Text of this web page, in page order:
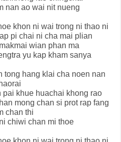
nan ao wai nit nueng
khon ni wai trong ni thao ni
pi chai ni cha mai plian
wian phan ma
yu kap kham sanya
tong hang klai cha noen nan
khue huachai khong rao
mong chan si prot rap fang
chan thi
chiwi chan mi thoe